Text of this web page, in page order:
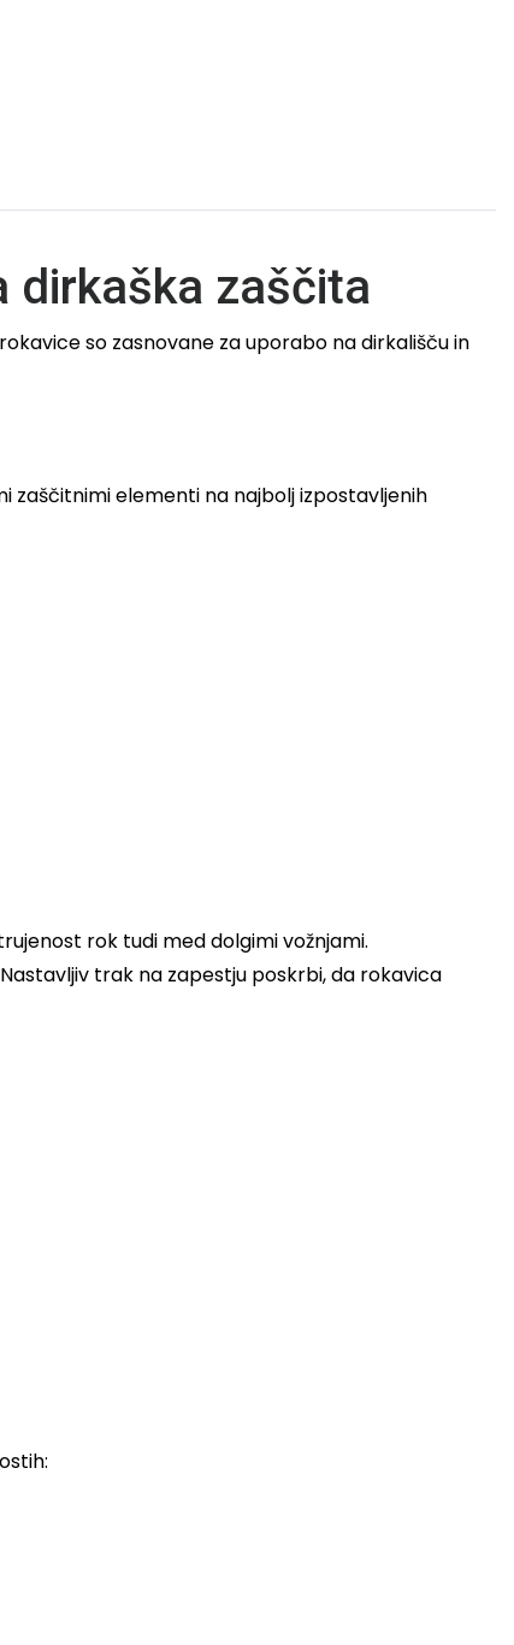
dirkaška zaščita
so zasnovane za uporabo na dirkališču in
zaščitnimi elementi na najbolj izpostavljenih
rok tudi med dolgimi vožnjami.
trak na zapestju poskrbi, da rokavica